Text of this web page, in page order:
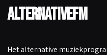
AlternativeFM
Het alternative